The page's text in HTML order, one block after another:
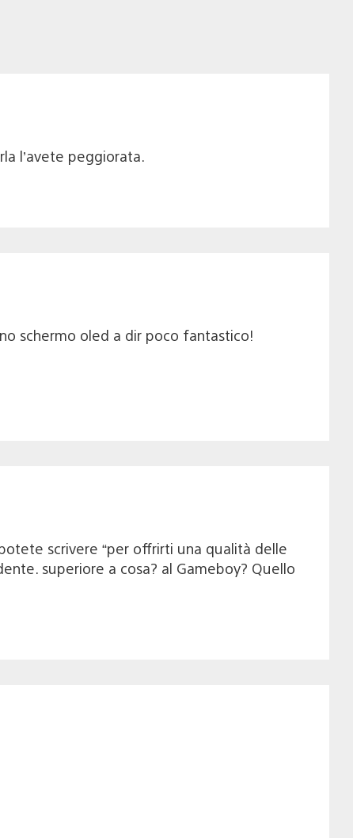
l’avete peggiorata.
schermo oled a dir poco fantastico!
scrivere “per offrirti una qualità delle
superiore a cosa? al Gameboy? Quello